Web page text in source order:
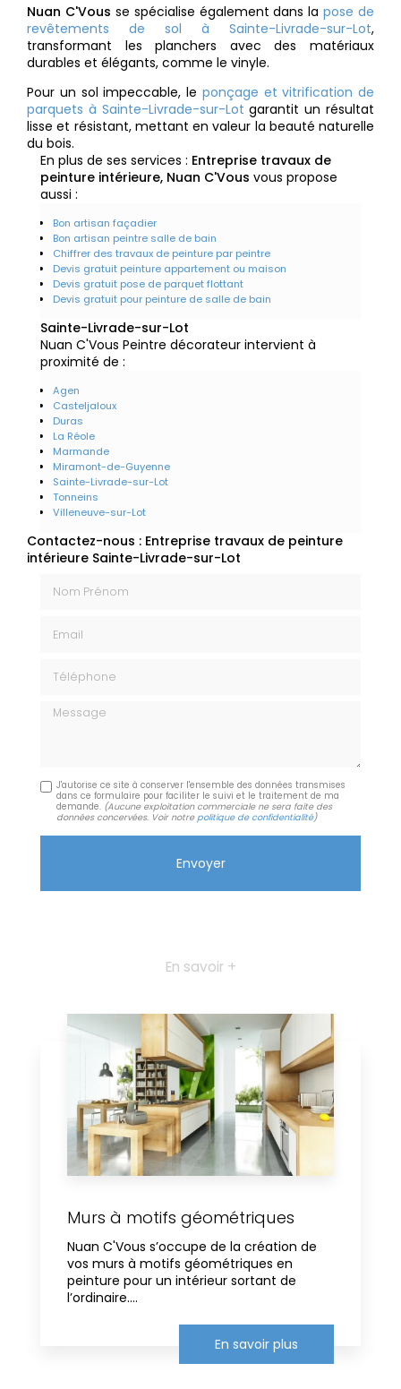
Nuan C'Vous se spécialise également dans lapose de
revêtements de sol à Sainte-Livrade-sur-Lot,
transformant les planchers avec des matériaux
durables et élégants, comme le vinyle.
Pour un sol impeccable, le ponçage et vitrification de
parquets à Sainte-Livrade-sur-Lot garantit un résultat
lisse et résistant, mettant en valeur la beauté naturelle
du bois.
En plus de ses services : Entreprise travaux de
peinture intérieure, Nuan C'Vous vous propose
aussi :
Bon artisan façadier
Bon artisan peintre salle de bain
Chiffrer des travaux de peinture par peintre
Devis gratuit peinture appartement ou maison
Devis gratuit pose de parquet flottant
Devis gratuit pour peinture de salle de bain
Sainte-Livrade-sur-Lot
Nuan C'Vous Peintre décorateur intervient à
proximité de :
Agen
Casteljaloux
Duras
La Réole
Marmande
Miramont-de-Guyenne
Sainte-Livrade-sur-Lot
Tonneins
Villeneuve-sur-Lot
Contactez-nous : Entreprise travaux de peinture
intérieure Sainte-Livrade-sur-Lot
Message
J'autorise ce site à conserver l'ensemble des données transmises
dans ce formulaire pour faciliter le suivi et le traitement de ma
demande. (Aucune exploitation commerciale ne sera faite des
données concervées. Voir notre politique de confidentialité)
En savoir +
Murs à motifs géométriques
Nuan C'Vous s’occupe de la création de
vos murs à motifs géométriques en
peinture pour un intérieur sortant de
l’ordinaire....
En savoir plus